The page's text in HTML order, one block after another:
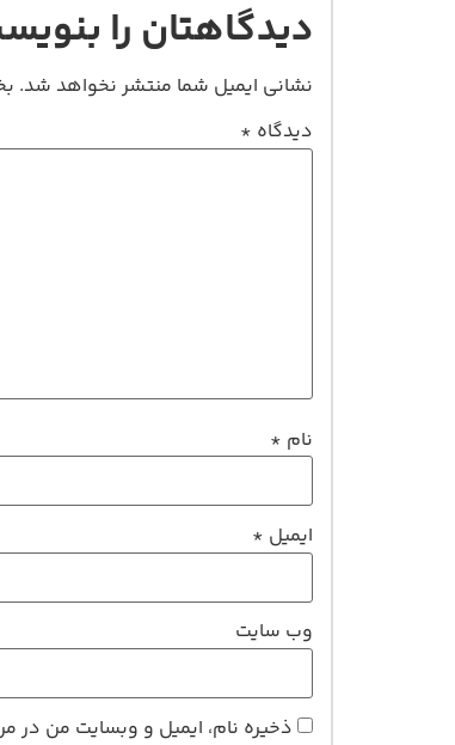
دیدگاهتان را
نشانی ایمیل شما منتشر نخواهد شد.
دیدگاه *
نام *
ایمیل *
وب‌ سایت
ذخیره نام، ایمیل و وبسایت من در